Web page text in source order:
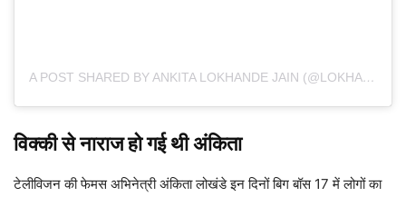
A POST SHARED BY ANKITA LOKHANDE JAIN (@LOKHANDEANKITA)
विक्की से नाराज हो गई थी अंकिता
टेलीविजन की फेमस अभिनेत्री अंकिता लोखंडे इन दिनों बिग बॉस 17 में लोगों का